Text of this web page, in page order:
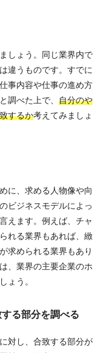
しょう。同じ業界内で
違うものです。すでに
事内容や仕事の進め方
調べた上で、 自分のや
するか考えてみましょ
に、求める人物像や向
ビジネスモデルによっ
えます。例えば、チャ
れる業界もあれば、緻
求められる業界もあり
、業界の主要企業のホ
ょう。
る部分を調べる
対し、合致する部分が